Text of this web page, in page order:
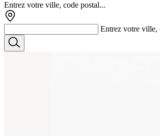
Entrez votre ville, code postal...
Entrez votre ville,